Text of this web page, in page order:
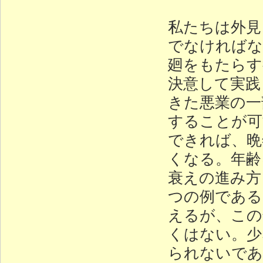
私たちは外
でなければ
廻をもたら
決意して実
きた悪業の
することが
できれば、
くなる。年
衰えの進み
つの例であ
えるが、こ
くはない。
られないで